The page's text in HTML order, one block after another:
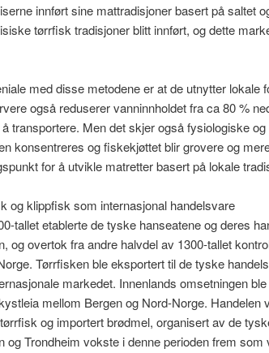
innført sine mattradisjoner basert på saltet
tørrfisk tradisjoner blitt innført, og dette
med disse metodene er at de utnytter lokale
også reduserer vanninnholdet fra ca 80 %
å transportere. Men det skjer også fysiologiske
konsentreres og fiskekjøttet blir grovere og
for å utvikle matretter basert på lokale
og klippfisk som internasjonal handelsvare
tallet etablerte de tyske hanseatene og deres
og overtok fra andre halvdel av 1300-tallet
Tørrfisken ble eksportert til de tyske
markedet. Innenlands omsetningen
mellom Bergen og Nord-Norge. Handelen
og importert brødmel, organisert av de
og Trondheim vokste i denne perioden frem